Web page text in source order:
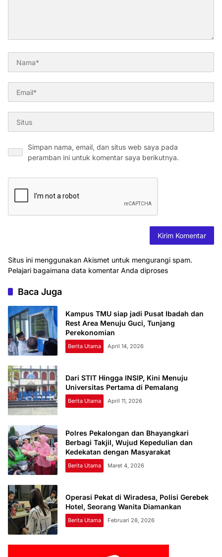
Simpan nama, email, dan situs web saya pada
peramban ini untuk komentar saya berikutnya.
Situs ini menggunakan Akismet untuk mengurangi spam.
Pelajari bagaimana data komentar Anda diproses
Baca Juga
Kampus TMU siap jadi Pusat Ibadah dan
Rest Area Menuju Guci, Tunjang
Perekonomian
Berita Utama April 14, 2026
Dari STIT Hingga INSIP, Kini Menuju
Universitas Pertama di Pemalang
Berita Utama April 11, 2026
Polres Pekalongan dan Bhayangkari
Berbagi Takjil, Wujud Kepedulian dan
Kedekatan dengan Masyarakat
Berita Utama Maret 4, 2026
Operasi Pekat di Wiradesa, Polisi Gerebek
Hotel, Seorang Wanita Diamankan
Berita Utama Februari 28, 2026